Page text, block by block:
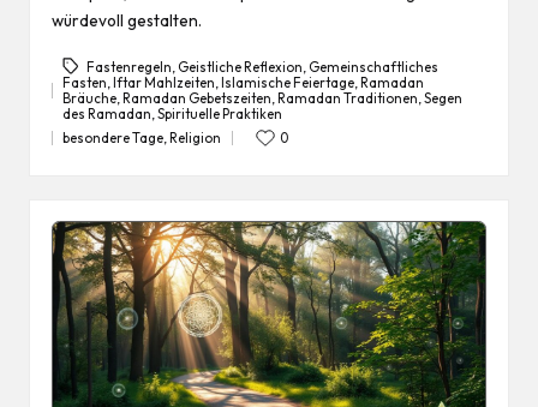
würdevoll gestalten.
Tags:
Fastenregeln, Geistliche Reflexion, Gemeinschaftliches
Fasten, Iftar Mahlzeiten, Islamische Feiertage, Ramadan
Bräuche, Ramadan Gebetszeiten, Ramadan Traditionen,Segen
des Ramadan,Spirituelle Praktiken
Posted
besondere Tage ,Religion 0